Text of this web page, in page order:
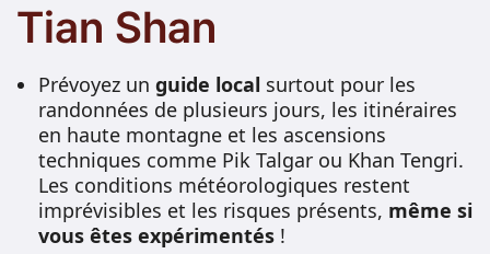
Tian Shan
Prévoyez un guide local surtout pour les
randonnées de plusieurs jours, les itinéraires
en haute montagne et les ascensions
techniques comme Pik Talgar ou Khan Tengri.
Les conditions météorologiques restent
imprévisibles et les risques présents, même si
vous êtes expérimentés !